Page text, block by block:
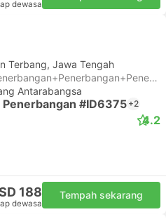
dewasa
Terbang, Jawa Tengah
Sambungan tidak dijamin | Penerbangan+Penerbangan+Penerbangan
Antarabangsa
Penerbangan #ID6375 +2
4.2
188
dewasa
Tempah sekarang